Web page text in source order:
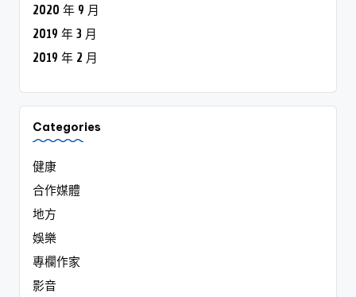
2020 年 9 月
2019 年 3 月
2019 年 2 月
Categories
健康
合作媒體
地方
娛樂
專欄作家
影音